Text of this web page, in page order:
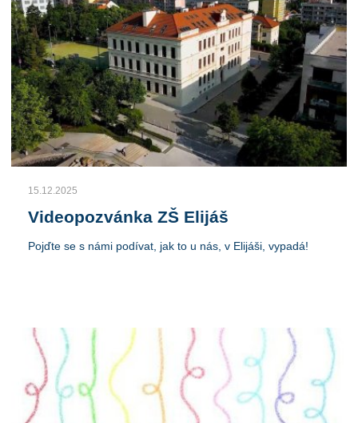
15.12.2025
Videopozvánka ZŠ Elijáš
Pojďte se s námi podívat, jak to u nás, v Elijáši, vypadá!